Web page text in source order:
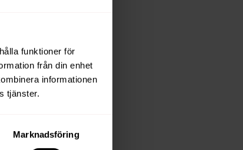
funktioner för
från din enhet
informationen
tjänster.
Marknadsföring